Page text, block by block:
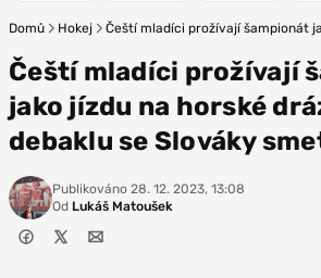
Domů Hokej Čeští mladíci prožívají šampionát
Čeští mladíci prožívají
jako jízdu na horské
debaklu se Slováky
Publikováno 28. 12. 2023, 13:08
Od Lukáš Matoušek